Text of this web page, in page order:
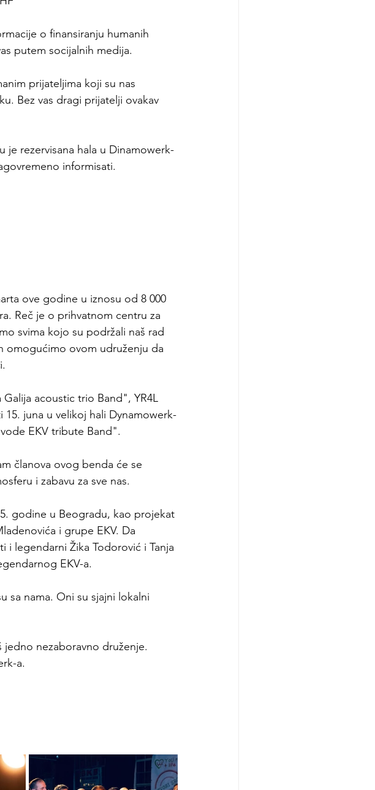
o finansiranju humanih
putem socijalnih medija.
prijateljima koji su nas
Bez vas dragi prijatelji ovakav
je rezervisana hala u Dinamowerk-
informisati.
ove godine u iznosu od 8 000
Reč je o prihvatnom centru za
svima kojo su podržali naš rad
omogućimo ovom udruženju da
acoustic trio Band", YR4L
juna u velikoj hali Dynamowerk-
EKV tribute Band".
članova ovog benda će se
i zabavu za sve nas.
godine u Beogradu, kao projekat
i grupe EKV. Da
legendarni Žika Todorović i Tanja
EKV-a.
nama. Oni su sjajni lokalni
nezaboravno druženje.
a.